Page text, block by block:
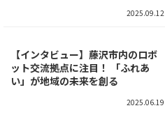
2025.09.12
【インタビュー】藤沢市内のロボ
ット交流拠点に注目！ 「ふれあ
い」が地域の未来を創る
2025.06.19